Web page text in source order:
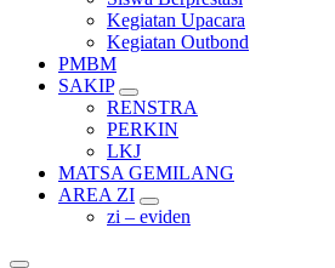
Kegiatan Upacara
Kegiatan Outbond
PMBM
SAKIP
RENSTRA
PERKIN
LKJ
MATSA GEMILANG
AREA ZI
zi – eviden